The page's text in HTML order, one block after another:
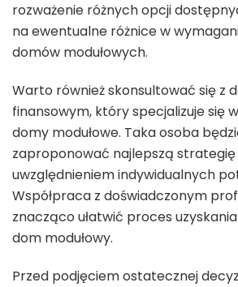
rozważenie różnych opcji
na ewentualne różnice w
domów modułowych.
Warto również skonsultować się z
finansowym, który specjalizuje się
domy modułowe. Taka osoba
zaproponować najlepszą
uwzględnieniem indywidualnych
Współpraca z doświadczonym
znacząco ułatwić proces
dom modułowy.
Przed podjęciem ostatecznej